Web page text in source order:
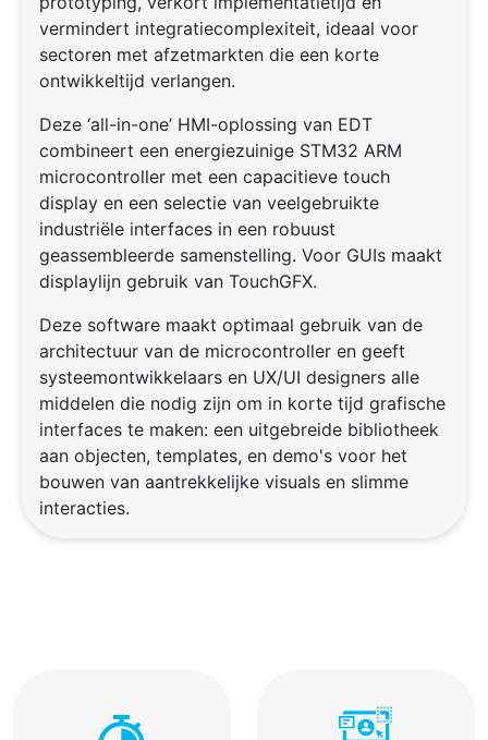
vermindert integratiecomplexiteit, ideaal voor
sectoren met afzetmarkten die een korte
ontwikkeltijd verlangen.
Deze ‘all-in-one’ HMI-oplossing van EDT
combineert een energiezuinige STM32 ARM
microcontroller met een capacitieve touch
display en een selectie van veelgebruikte
industriële interfaces in een robuust
geassembleerde samenstelling. Voor GUIs maakt
displaylijn gebruik van TouchGFX.
Deze software maakt optimaal gebruik van de
architectuur van de microcontroller en geeft
systeemontwikkelaars en UX/UI designers alle
middelen die nodig zijn om in korte tijd grafische
interfaces te maken: een uitgebreide bibliotheek
aan objecten, templates, en demo's voor het
bouwen van aantrekkelijke visuals en slimme
interacties.